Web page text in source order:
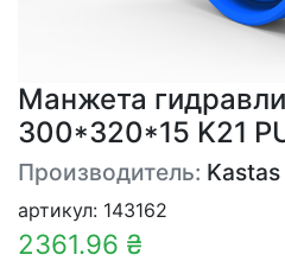
Манжета
300*320*15 K21
Производитель:
артикул: 143162
2361.96 ₴